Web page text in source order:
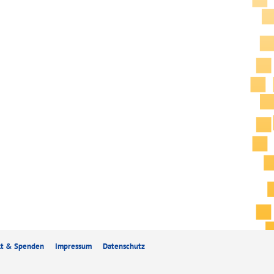
& Spenden Impressum Datenschutz